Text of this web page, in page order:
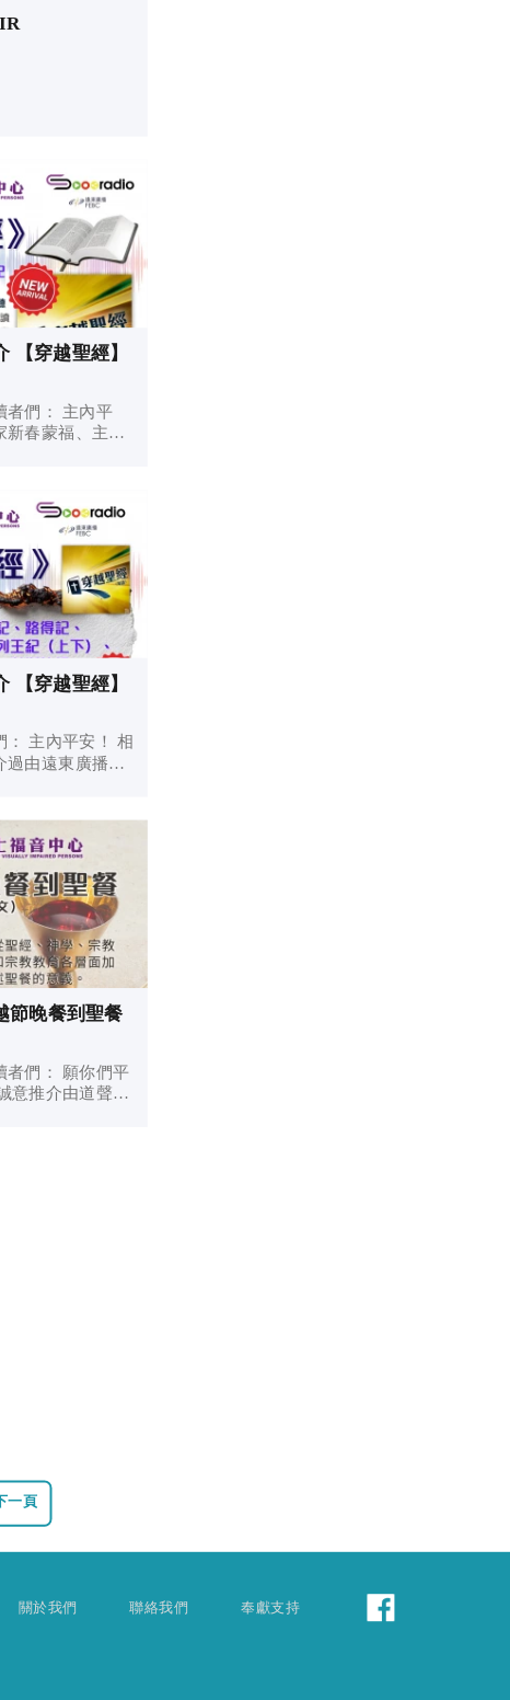
【穿越聖經】
主內平
新春蒙福、主恩
各樣恩典和福
，靈命馬上高升！ 今個星期好高興...
【穿越聖經】
相
過由遠東廣播製
）、列王紀（上
、以...
節晚餐到聖餐
願你們平
一頁
關於我們 聯絡我們 奉獻支持